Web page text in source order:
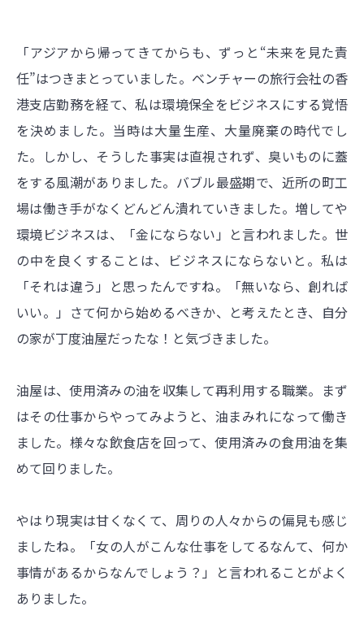
「アジアから帰ってきてからも、ずっと“未来を見た責
任”はつきまとっていました。ベンチャーの旅行会社の香
港支店勤務を経て、私は環境保全をビジネスにする覚悟
を決めました。当時は大量生産、大量廃棄の時代でし
た。しかし、そうした事実は直視されず、臭いものに蓋
をする風潮がありました。バブル最盛期で、近所の町工
場は働き手がなくどんどん潰れていきました。増してや
環境ビジネスは、「金にならない」と言われました。世
の中を良くすることは、ビジネスにならないと。私は
「それは違う」と思ったんですね。「無いなら、創れば
いい。」さて何から始めるべきか、と考えたとき、自分
の家が丁度油屋だったな！と気づきました。
油屋は、使用済みの油を収集して再利用する職業。まず
はその仕事からやってみようと、油まみれになって働き
ました。様々な飲食店を回って、使用済みの食用油を集
めて回りました。
やはり現実は甘くなくて、周りの人々からの偏見も感じ
ましたね。「女の人がこんな仕事をしてるなんて、何か
事情があるからなんでしょう？」と言われることがよく
ありました。